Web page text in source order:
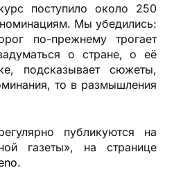
поступило около 250
Мы убедились:
по-прежнему трогает
о стране, о её
подсказывает сюжеты,
то в размышления
публикуются на
газеты», на странице
.